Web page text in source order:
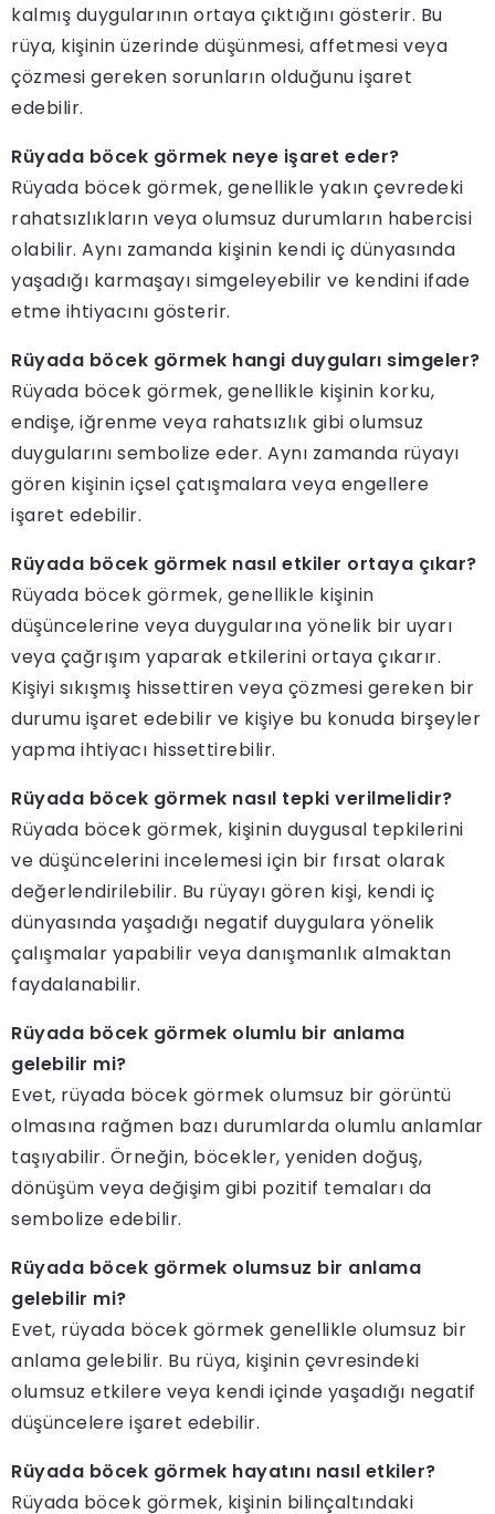
kalmış duygularının ortaya çıktığını gösterir. Bu
rüya, kişinin üzerinde düşünmesi, affetmesi veya
çözmesi gereken sorunların olduğunu işaret
edebilir.
Rüyada böcek görmek neye işaret eder?
Rüyada böcek görmek, genellikle yakın çevredeki
rahatsızlıkların veya olumsuz durumların habercisi
olabilir. Aynı zamanda kişinin kendi iç dünyasında
yaşadığı karmaşayı simgeleyebilir ve kendini ifade
etme ihtiyacını gösterir.
Rüyada böcek görmek hangi duyguları simgeler?
Rüyada böcek görmek, genellikle kişinin korku,
endişe, iğrenme veya rahatsızlık gibi olumsuz
duygularını sembolize eder. Aynı zamanda rüyayı
gören kişinin içsel çatışmalara veya engellere
işaret edebilir.
Rüyada böcek görmek nasıl etkiler ortaya çıkar?
Rüyada böcek görmek, genellikle kişinin
düşüncelerine veya duygularına yönelik bir uyarı
veya çağrışım yaparak etkilerini ortaya çıkarır.
Kişiyi sıkışmış hissettiren veya çözmesi gereken bir
durumu işaret edebilir ve kişiye bu konuda birşeyler
yapma ihtiyacı hissettirebilir.
Rüyada böcek görmek nasıl tepki verilmelidir?
Rüyada böcek görmek, kişinin duygusal tepkilerini
ve düşüncelerini incelemesi için bir fırsat olarak
değerlendirilebilir. Bu rüyayı gören kişi, kendi iç
dünyasında yaşadığı negatif duygulara yönelik
çalışmalar yapabilir veya danışmanlık almaktan
faydalanabilir.
Rüyada böcek görmek olumlu bir anlama
gelebilir mi?
Evet, rüyada böcek görmek olumsuz bir görüntü
olmasına rağmen bazı durumlarda olumlu anlamlar
taşıyabilir. Örneğin, böcekler, yeniden doğuş,
dönüşüm veya değişim gibi pozitif temaları da
sembolize edebilir.
Rüyada böcek görmek olumsuz bir anlama
gelebilir mi?
Evet, rüyada böcek görmek genellikle olumsuz bir
anlama gelebilir. Bu rüya, kişinin çevresindeki
olumsuz etkilere veya kendi içinde yaşadığı negatif
düşüncelere işaret edebilir.
Rüyada böcek görmek hayatını nasıl etkiler?
Rüyada böcek görmek, kişinin bilinçaltındaki